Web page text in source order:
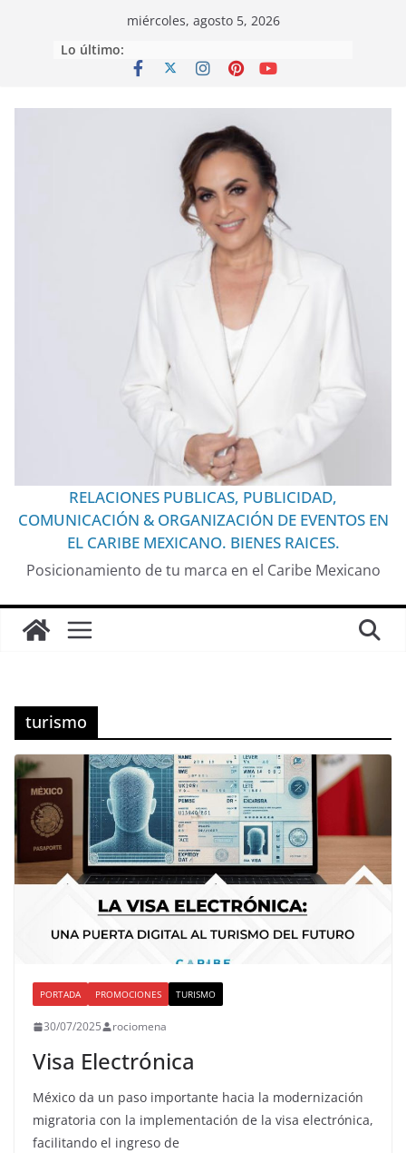
miércoles, agosto 5, 2026
Lo último:
RELACIONES PUBLICAS, PUBLICIDAD,
COMUNICACIÓN & ORGANIZACIÓN DE EVENTOS EN
EL CARIBE MEXICANO. BIENES RAICES.
Posicionamiento de tu marca en el Caribe Mexicano
turismo
PORTADA PROMOCIONES TURISMO
30/07/2025 rociomena
Visa Electrónica
México da un paso importante hacia la modernización
migratoria con la implementación de la visa electrónica,
facilitando el ingreso de